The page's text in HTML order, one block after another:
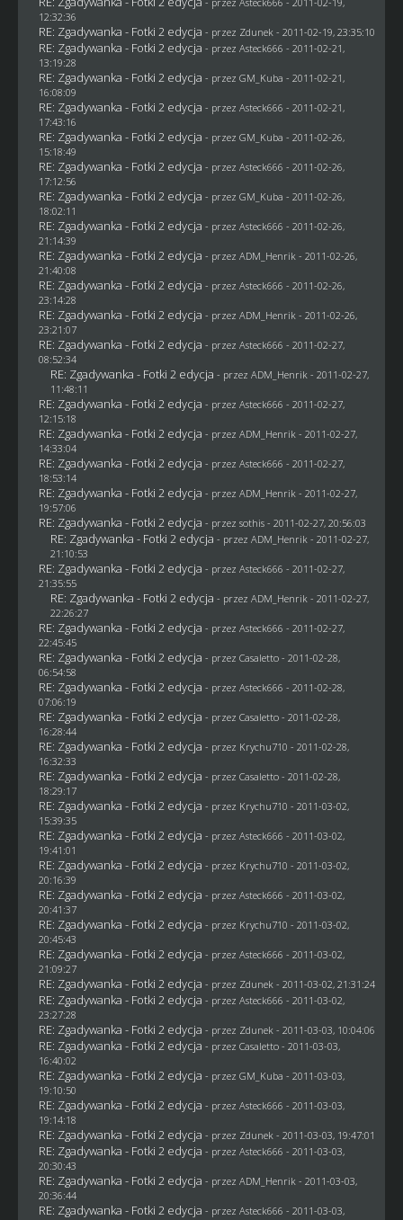
12:32:36
RE: Zgadywanka - Fotki 2 edycja - przez Zdunek - 2011-02-19, 23:35:10
RE: Zgadywanka - Fotki 2 edycja - przez Asteck666 - 2011-02-21,
13:19:28
RE: Zgadywanka - Fotki 2 edycja - przez GM_Kuba - 2011-02-21,
16:08:09
RE: Zgadywanka - Fotki 2 edycja - przez Asteck666 - 2011-02-21,
17:43:16
RE: Zgadywanka - Fotki 2 edycja - przez GM_Kuba - 2011-02-26,
15:18:49
RE: Zgadywanka - Fotki 2 edycja - przez Asteck666 - 2011-02-26,
17:12:56
RE: Zgadywanka - Fotki 2 edycja - przez GM_Kuba - 2011-02-26,
18:02:11
RE: Zgadywanka - Fotki 2 edycja - przez Asteck666 - 2011-02-26,
21:14:39
RE: Zgadywanka - Fotki 2 edycja - przez ADM_Henrik - 2011-02-26,
21:40:08
RE: Zgadywanka - Fotki 2 edycja - przez Asteck666 - 2011-02-26,
23:14:28
RE: Zgadywanka - Fotki 2 edycja - przez ADM_Henrik - 2011-02-26,
23:21:07
RE: Zgadywanka - Fotki 2 edycja - przez Asteck666 - 2011-02-27,
08:52:34
RE: Zgadywanka - Fotki 2 edycja - przez ADM_Henrik - 2011-02-27,
11:48:11
RE: Zgadywanka - Fotki 2 edycja - przez Asteck666 - 2011-02-27,
12:15:18
RE: Zgadywanka - Fotki 2 edycja - przez ADM_Henrik - 2011-02-27,
14:33:04
RE: Zgadywanka - Fotki 2 edycja - przez Asteck666 - 2011-02-27,
18:53:14
RE: Zgadywanka - Fotki 2 edycja - przez ADM_Henrik - 2011-02-27,
19:57:06
RE: Zgadywanka - Fotki 2 edycja - przez sothis- 2011-02-27, 20:56:03
RE: Zgadywanka - Fotki 2 edycja - przez ADM_Henrik - 2011-02-27,
21:10:53
RE: Zgadywanka - Fotki 2 edycja - przez Asteck666 - 2011-02-27,
21:35:55
RE: Zgadywanka - Fotki 2 edycja - przez ADM_Henrik - 2011-02-27,
22:26:27
RE: Zgadywanka - Fotki 2 edycja - przez Asteck666 - 2011-02-27,
22:45:45
RE: Zgadywanka - Fotki 2 edycja - przez Casaletto- 2011-02-28,
06:54:58
RE: Zgadywanka - Fotki 2 edycja - przez Asteck666 - 2011-02-28,
07:06:19
RE: Zgadywanka - Fotki 2 edycja - przez Casaletto- 2011-02-28,
16:28:44
RE: Zgadywanka - Fotki 2 edycja - przez Krychu710 - 2011-02-28,
16:32:33
RE: Zgadywanka - Fotki 2 edycja - przez Casaletto- 2011-02-28,
18:29:17
RE: Zgadywanka - Fotki 2 edycja - przez Krychu710 - 2011-03-02,
15:39:35
RE: Zgadywanka - Fotki 2 edycja - przez Asteck666 - 2011-03-02,
19:41:01
RE: Zgadywanka - Fotki 2 edycja - przez Krychu710 - 2011-03-02,
20:16:39
RE: Zgadywanka - Fotki 2 edycja - przez Asteck666 - 2011-03-02,
20:41:37
RE: Zgadywanka - Fotki 2 edycja - przez Krychu710 - 2011-03-02,
20:45:43
RE: Zgadywanka - Fotki 2 edycja - przez Asteck666 - 2011-03-02,
21:09:27
RE: Zgadywanka - Fotki 2 edycja - przez Zdunek - 2011-03-02, 21:31:24
RE: Zgadywanka - Fotki 2 edycja - przez Asteck666 - 2011-03-02,
23:27:28
RE: Zgadywanka - Fotki 2 edycja - przez Zdunek - 2011-03-03, 10:04:06
RE: Zgadywanka - Fotki 2 edycja - przez Casaletto- 2011-03-03,
16:40:02
RE: Zgadywanka - Fotki 2 edycja - przez GM_Kuba - 2011-03-03,
19:10:50
RE: Zgadywanka - Fotki 2 edycja - przez Asteck666 - 2011-03-03,
19:14:18
RE: Zgadywanka - Fotki 2 edycja - przez Zdunek - 2011-03-03, 19:47:01
RE: Zgadywanka - Fotki 2 edycja - przez Asteck666 - 2011-03-03,
20:30:43
RE: Zgadywanka - Fotki 2 edycja - przez ADM_Henrik - 2011-03-03,
20:36:44
RE: Zgadywanka - Fotki 2 edycja - przez Asteck666 - 2011-03-03,